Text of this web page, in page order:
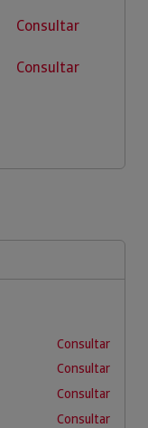
Consultar
Consultar
Consultar
Consultar
Consultar
Consultar